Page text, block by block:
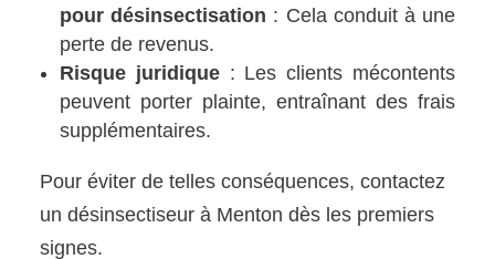
pour désinsectisation : Cela conduit à une
perte de revenus.
Risque juridique: Les clients mécontents
peuvent porter plainte, entraînant des frais
supplémentaires.
Pour éviter de telles conséquences, contactez
un désinsectiseur à Menton dès les premiers
signes.